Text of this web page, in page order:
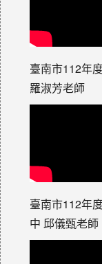
臺南市112年
羅淑芳老師
臺南市112年
中 邱儀甄老師